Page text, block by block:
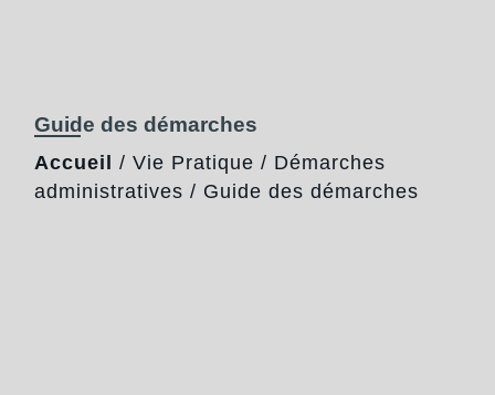
Guide des démarches
Accueil / Vie Pratique / Démarches
administratives / Guide des démarches